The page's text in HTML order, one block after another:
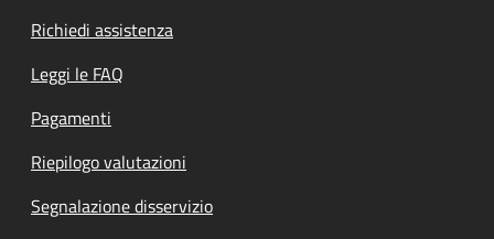
Richiedi assistenza
Leggi le FAQ
Pagamenti
Riepilogo valutazioni
Segnalazione disservizio